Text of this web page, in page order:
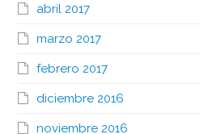
abril 2017
marzo 2017
febrero 2017
diciembre 2016
noviembre 2016